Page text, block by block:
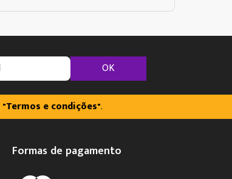
OK
"Termos e condições".
Formas de pagamento